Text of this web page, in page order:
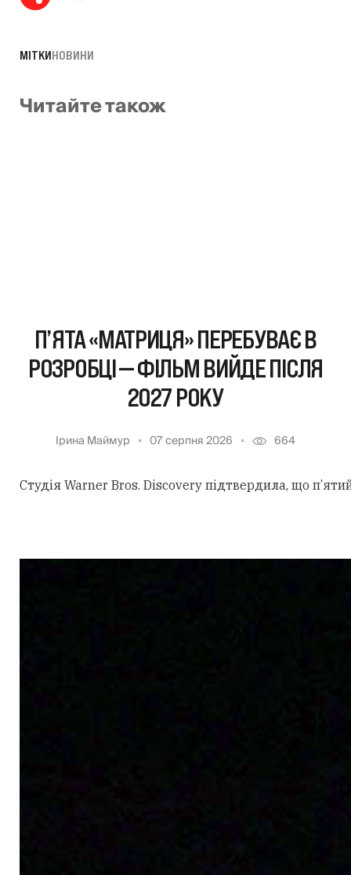
МІТКИНОВИНИ
Читайте також
П’ЯТА «МАТРИЦЯ» ПЕРЕБУВАЄ В
РОЗРОБЦІ — ФІЛЬМ ВИЙДЕ ПІСЛЯ
2027 РОКУ
Ірина Маймур 07 серпня 2026 664
Студія Warner Bros. Discovery підтвердила, що